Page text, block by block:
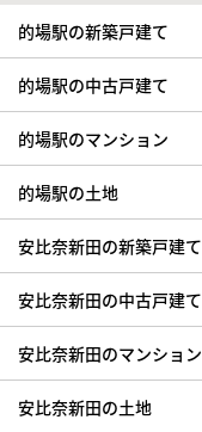
的場駅の新築戸建て
的場駅の中古戸建て
的場駅のマンション
的場駅の土地
安比奈新田の新築戸建て
安比奈新田の中古戸建て
安比奈新田のマンション
安比奈新田の土地